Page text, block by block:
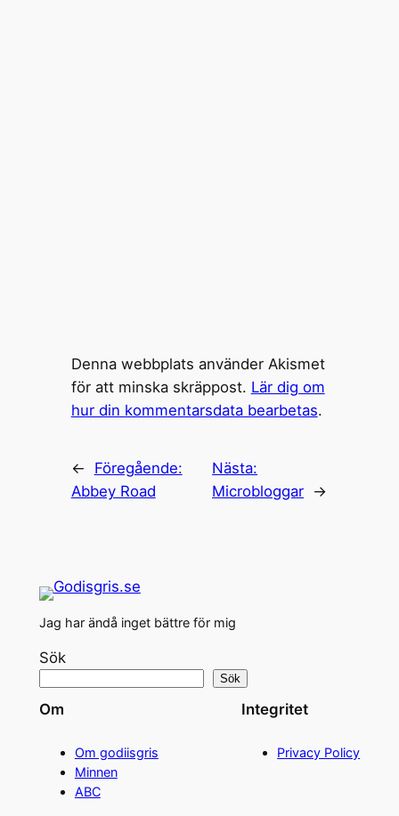
Denna webbplats använder Akismet
för att minska skräppost. Lär dig om
hur din kommentarsdata bearbetas.
←
Föregående:
Abbey Road
Nästa:
Microbloggar →
Jag har ändå inget bättre för mig
Sök
Sök
Om
Om godiisgris
Minnen
ABC
Integritet
Privacy Policy